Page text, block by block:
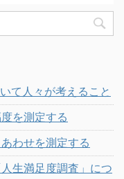
て人々が考えること
を測定する
わせを測定する
生満足度調査」につ